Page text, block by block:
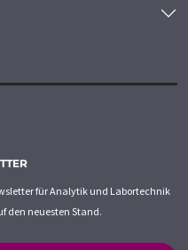
für Analytik und Labortechnik
den neuesten Stand.